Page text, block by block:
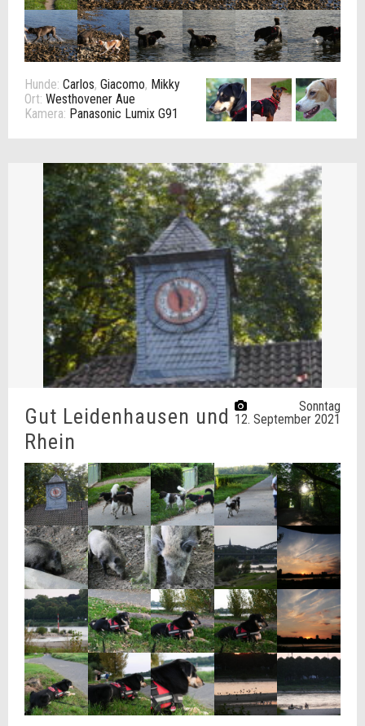
Hunde: Carlos, Giacomo, Mikky
Ort: Westhovener Aue
Kamera: Panasonic Lumix G91
Sonntag
12. September 2021
Gut Leidenhausen und
Rhein